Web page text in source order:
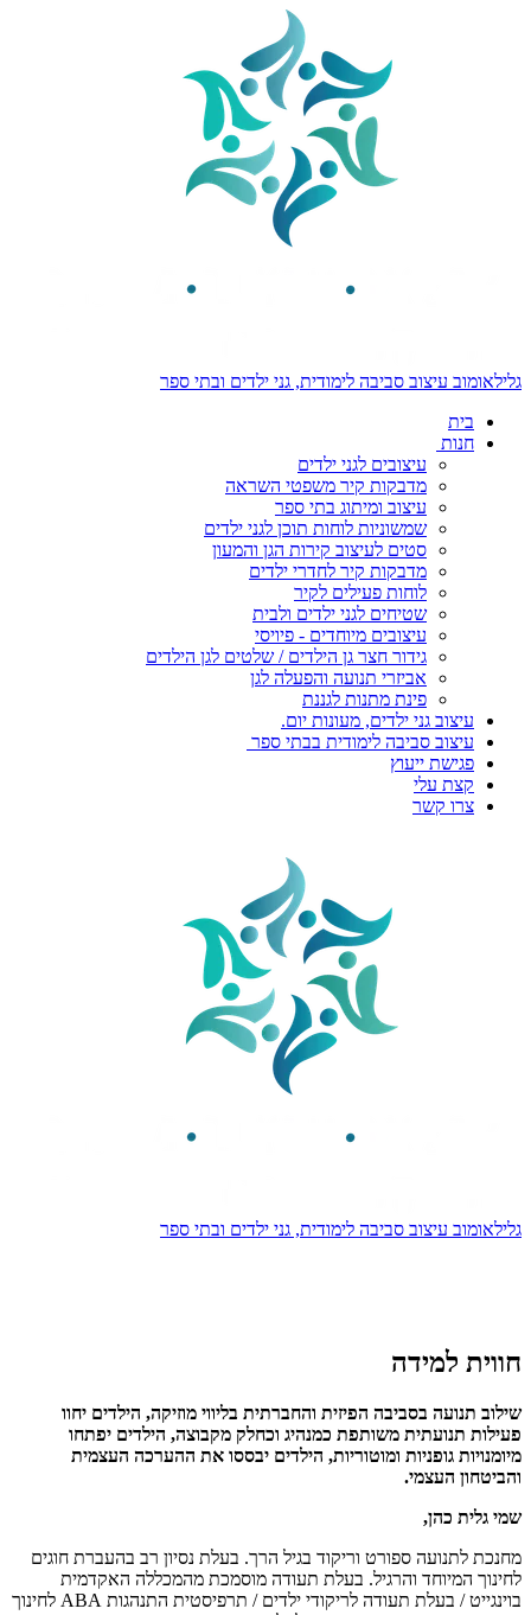
גלילאומוב עיצוב סביבה לימודית, גני ילדים ובתי ספר
בית
חנות
עיצובים לגני ילדים
מדבקות קיר משפטי השראה
עיצוב ומיתוג בתי ספר
שמשוניות לוחות תוכן לגני ילדים
סטים לעיצוב קירות הגן והמעון
מדבקות קיר לחדרי ילדים
לוחות פעילים לקיר
שטיחים לגני ילדים ולבית
עיצובים מיוחדים - פיויסי
גידור חצר גן הילדים / שלטים לגן הילדים
אביזרי תנועה והפעלה לגן
פינת מתנות לגננת
עיצוב גני ילדים, מעונות יום.
עיצוב סביבה לימודית בבתי ספר
פגישת ייעוץ
קצת עלי
צרו קשר
גלילאומוב עיצוב סביבה לימודית, גני ילדים ובתי ספר
חווית למידה
שילוב תנועה בסביבה הפיזית והחברתית בליווי מוזיקה, הילדים יחוו
פעילות תנועתית משותפת כמנהיג וכחלק מקבוצה, הילדים יפתחו
מיומנויות גופניות ומוטוריות, הילדים יבססו את ההערכה העצמית
והביטחון העצמי.
שמי גלית כהן,
מחנכת לתנועה ספורט וריקוד בגיל הרך. בעלת נסיון רב בהעברת חוגים
לחינוך המיוחד והרגיל. בעלת תעודה מוסמכת מהמכללה האקדמית
בוינגייט / בעלת תעודה לריקודי ילדים ‏/ תרפיסטית התנהגות ABA‏ לחינוך